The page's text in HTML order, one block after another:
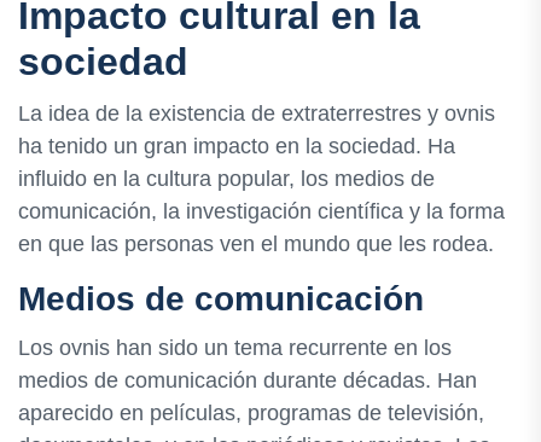
Impacto cultural en la
sociedad
La idea de la existencia de extraterrestres y ovnis
ha tenido un gran impacto en la sociedad. Ha
influido en la cultura popular, los medios de
comunicación, la investigación científica y la forma
en que las personas ven el mundo que les rodea.
Medios de comunicación
Los ovnis han sido un tema recurrente en los
medios de comunicación durante décadas. Han
aparecido en películas, programas de televisión,